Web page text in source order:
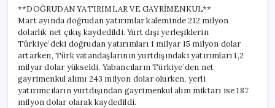
**DOĞRUDAN YATIRIMLAR VE GAYRİMENKUL**
Mart ayında doğrudan yatırımlar kaleminde 212 milyon
dolarlık net çıkış kaydedildi. Yurt dışı yerleşiklerin
Türkiye’deki doğrudan yatırımları 1 milyar 15 milyon dolar
artarken, Türk vatandaşlarının yurtdışındaki yatırımları 1,2
milyar dolar yükseldi. Yabancıların Türkiye’den net
gayrimenkul alımı 243 milyon dolar olurken, yerli
yatırımcıların yurtdışından gayrimenkul alım miktarı ise 187
milyon dolar olarak kaydedildi.